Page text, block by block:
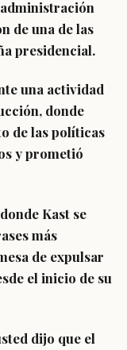
de una de las
presidencial.
una actividad
donde
de las políticas
y prometió
Kast se
más
de expulsar
el inicio de su
dijo que el